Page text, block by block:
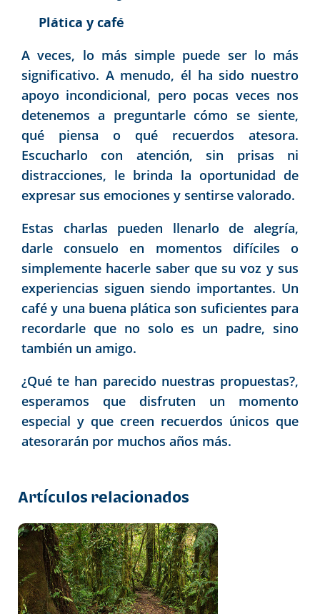
Plática y café
A veces, lo más simple puede ser lo más
significativo. A menudo, él ha sido nuestro
apoyo incondicional, pero pocas veces nos
detenemos a preguntarle cómo se siente,
qué piensa o qué recuerdos atesora.
Escucharlo con atención, sin prisas ni
distracciones, le brinda la oportunidad de
expresar sus emociones y sentirse valorado.
Estas charlas pueden llenarlo de alegría,
darle consuelo en momentos difíciles o
simplemente hacerle saber que su voz y sus
experiencias siguen siendo importantes. Un
café y una buena plática son suficientes para
recordarle que no solo es un padre, sino
también un amigo.
¿Qué te han parecido nuestras propuestas?,
esperamos que disfruten un momento
especial y que creen recuerdos únicos que
atesorarán por muchos años más.
Artículos relacionados